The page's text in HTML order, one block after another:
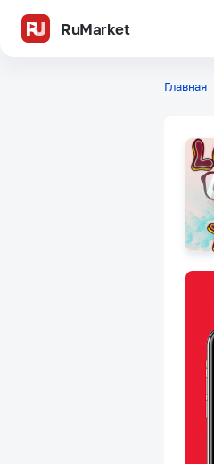
RuMarket
Главная